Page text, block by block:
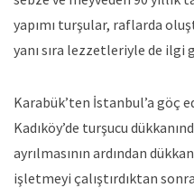
yapımı turşular, raflarda
yanı sıra lezzetleriyle de ilgi
Karabük’ten İstanbul’a göç
Kadıköy’de turşucu
ayrılmasının ardından
işletmeyi çalıştırdıktan